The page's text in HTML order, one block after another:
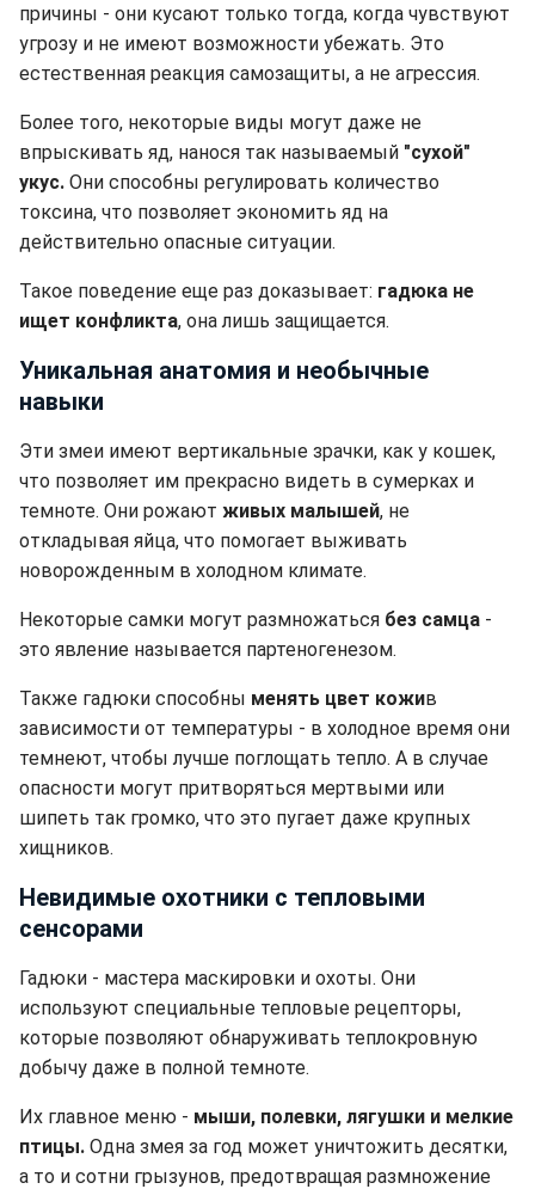
причины - они кусают только тогда, когда чувствуют
угрозу и не имеют возможности убежать. Это
естественная реакция самозащиты, а не агрессия.
Более того, некоторые виды могут даже не
впрыскивать яд, нанося так называемый "сухой"
укус. Они способны регулировать количество
токсина, что позволяет экономить яд на
действительно опасные ситуации.
Такое поведение еще раз доказывает: гадюка не
ищет конфликта, она лишь защищается.
Уникальная анатомия и необычные
навыки
Эти змеи имеют вертикальные зрачки, как у кошек,
что позволяет им прекрасно видеть в сумерках и
темноте. Они рожают живых малышей, не
откладывая яйца, что помогает выживать
новорожденным в холодном климате.
Некоторые самки могут размножаться без самца -
это явление называется партеногенезом.
Также гадюки способны менять цвет кожив
зависимости от температуры - в холодное время они
темнеют, чтобы лучше поглощать тепло. А в случае
опасности могут притворяться мертвыми или
шипеть так громко, что это пугает даже крупных
хищников.
Невидимые охотники с тепловыми
сенсорами
Гадюки - мастера маскировки и охоты. Они
используют специальные тепловые рецепторы,
которые позволяют обнаруживать теплокровную
добычу даже в полной темноте.
Их главное меню - мыши, полевки, лягушки и мелкие
птицы. Одна змея за год может уничтожить десятки,
а то и сотни грызунов, предотвращая размножение